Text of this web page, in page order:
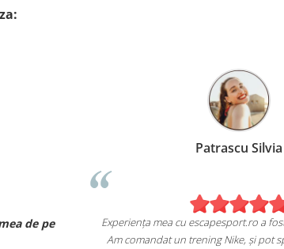
de pe
Patrascu Silvia
Experiența mea cu escapesport.ro a
Am comandat un trening Nike, și pot